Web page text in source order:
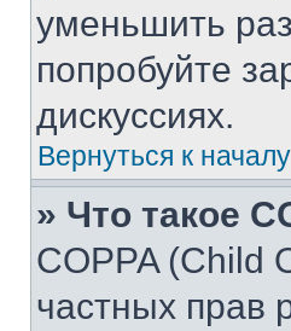
уменьшить
попробуйте
дискуссиях.
Вернуться к началу
» Что такое
COPPA (Child
частных прав